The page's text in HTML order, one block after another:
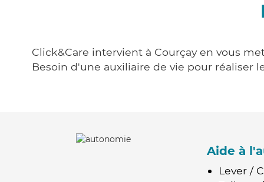
Click&Care intervient à Courçay en vous
Besoin d'une auxiliaire de vie pour réaliser
Aide à
Lever /